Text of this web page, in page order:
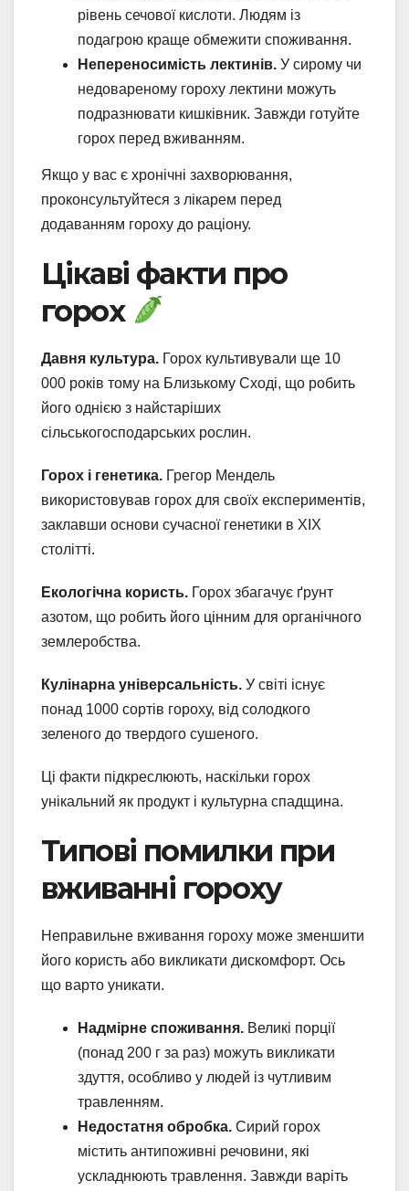
рівень сечової кислоти. Людям із
подагрою краще обмежити споживання.
Непереносимість лектинів. У сирому чи
недовареному гороху лектини можуть
подразнювати кишківник. Завжди готуйте
горох перед вживанням.
Якщо у вас є хронічні захворювання,
проконсультуйтеся з лікарем перед
додаванням гороху до раціону.
Цікаві факти про
горох
Давня культура. Горох культивували ще 10
000 років тому на Близькому Сході, що робить
його однією з найстаріших
сільськогосподарських рослин.
Горох і генетика. Грегор Мендель
використовував горох для своїх експериментів,
заклавши основи сучасної генетики в XIX
столітті.
Екологічна користь. Горох збагачує ґрунт
азотом, що робить його цінним для органічного
землеробства.
Кулінарна універсальність. У світі існує
понад 1000 сортів гороху, від солодкого
зеленого до твердого сушеного.
Ці факти підкреслюють, наскільки горох
унікальний як продукт і культурна спадщина.
Типові помилки при
вживанні гороху
Неправильне вживання гороху може зменшити
його користь або викликати дискомфорт. Ось
що варто уникати.
Надмірне споживання. Великі порції
(понад 200 г за раз) можуть викликати
здуття, особливо у людей із чутливим
травленням.
Недостатня обробка. Сирий горох
містить антипоживні речовини, які
ускладнюють травлення. Завжди варіть